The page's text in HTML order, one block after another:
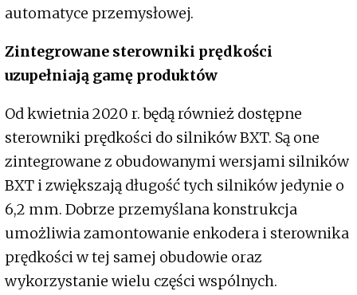
automatyce przemysłowej.
Zintegrowane sterowniki prędkości
uzupełniają gamę produktów
Od kwietnia 2020 r. będą również dostępne
sterowniki prędkości do silników BXT. Są one
zintegrowane z obudowanymi wersjami silników
BXT i zwiększają długość tych silników jedynie o
6,2 mm. Dobrze przemyślana konstrukcja
umożliwia zamontowanie enkodera i sterownika
prędkości w tej samej obudowie oraz
wykorzystanie wielu części wspólnych.